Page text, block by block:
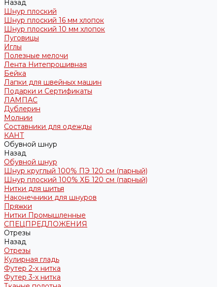
Назад
Шнур плоский
Шнур плоский 16 мм хлопок
Шнур плоский 10 мм хлопок
Пуговицы
Иглы
Полезные мелочи
Лента Нитепрошивная
Бейка
Лапки для швейных машин
Подарки и Сертификаты
ЛАМПАС
Дублерин
Молнии
Составники для одежды
КАНТ
Обувной шнур
Назад
Обувной шнур
Шнур круглый 100% ПЭ 120 см (парный)
Шнур плоский 100% ХБ 120 см (парный)
Нитки для шитья
Наконечники для шнуров
Пряжки
Нитки Промышленные
СПЕЦПРЕДЛОЖЕНИЯ
Отрезы
Назад
Отрезы
Кулирная гладь
Футер 2-х нитка
Футер 3-х нитка